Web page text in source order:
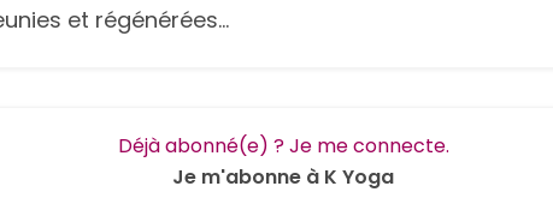
et régénérées...
Déjà abonné(e) ? Je me connecte.
Je m'abonne à K Yoga